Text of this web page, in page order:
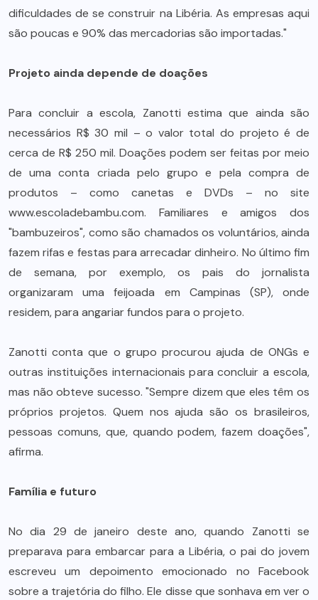
dificuldades de se construir na Libéria. As empresas aqui
são poucas e 90% das mercadorias são importadas."
Projeto ainda depende de doações
Para concluir a escola, Zanotti estima que ainda são
necessários R$ 30 mil – o valor total do projeto é de
cerca de R$ 250 mil. Doações podem ser feitas por meio
de uma conta criada pelo grupo e pela compra de
produtos – como canetas e DVDs – no site
www.escoladebambu.com. Familiares e amigos dos
"bambuzeiros", como são chamados os voluntários, ainda
fazem rifas e festas para arrecadar dinheiro. No último fim
de semana, por exemplo, os pais do jornalista
organizaram uma feijoada em Campinas (SP), onde
residem, para angariar fundos para o projeto.
Zanotti conta que o grupo procurou ajuda de ONGs e
outras instituições internacionais para concluir a escola,
mas não obteve sucesso. "Sempre dizem que eles têm os
próprios projetos. Quem nos ajuda são os brasileiros,
pessoas comuns, que, quando podem, fazem doações",
afirma.
Família e futuro
No dia 29 de janeiro deste ano, quando Zanotti se
preparava para embarcar para a Libéria, o pai do jovem
escreveu um depoimento emocionado no Facebook
sobre a trajetória do filho. Ele disse que sonhava em ver o